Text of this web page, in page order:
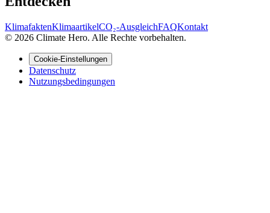
KlimafaktenKlimaartikelCO₂-AusgleichFAQKontakt
© 2026 Climate Hero. Alle Rechte vorbehalten.
Cookie-Einstellungen
Datenschutz
Nutzungsbedingungen